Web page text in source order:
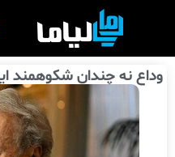
وداع نه چندان شکوهمند